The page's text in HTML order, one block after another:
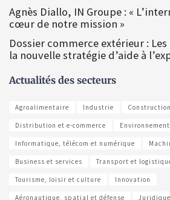
Agnès Diallo, IN Groupe : «
cœur de notre mission »
Dossier commerce extérieur :
la nouvelle stratégie d’aide à
Actualités des secteurs
Agroalimentaire Industrie
Distribution et e-commerce
Informatique, télécom et numérique
Business et services Transport et
Tourisme, loisir et culture Innovation
Aéronautique, spatial et défense